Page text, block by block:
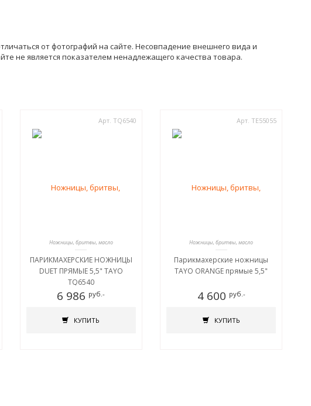
от фотографий на сайте. Несовпадение внешнего вида и
не является показателем ненадлежащего качества товара.
Арт. TQ6540
Ножницы, бритвы, масло
ПАРИКМАХЕРСКИЕ НОЖНИЦЫ
DUET ПРЯМЫЕ 5,5" TAYO
TQ6540
6 986 руб.-
КУПИТЬ
Арт. TE55055
Ножницы, бритвы, масло
Парикмахерские ножницы
TAYO ORANGE прямые 5,5"
4 600 руб.-
КУПИТЬ